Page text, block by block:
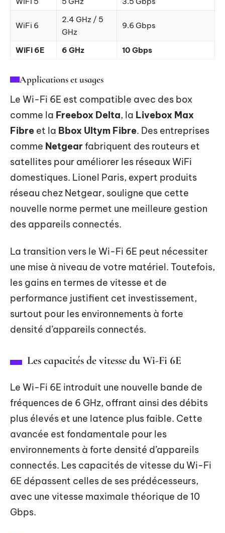
WiFi 6
2.4 GHz / 5
GHz
9.6 Gbps
WiFi 6E 6 GHz 10 Gbps
Applications et usages
Le Wi-Fi 6E est compatible avec des box
comme la Freebox Delta, la Livebox Max
Fibre et la Bbox Ultym Fibre. Des entreprises
comme Netgearfabriquent des routeurs et
satellites pour améliorer les réseaux WiFi
domestiques. Lionel Paris, expert produits
réseau chez Netgear, souligne que cette
nouvelle norme permet une meilleure gestion
des appareils connectés.
La transition vers le Wi-Fi 6E peut nécessiter
une mise à niveau de votre matériel. Toutefois,
les gains en termes de vitesse et de
performance justifient cet investissement,
surtout pour les environnements à forte
densité d’appareils connectés.
Les capacités de vitesse du Wi-Fi 6E
Le Wi-Fi 6E introduit une nouvelle bande de
fréquences de 6 GHz, offrant ainsi des débits
plus élevés et une latence plus faible. Cette
avancée est fondamentale pour les
environnements à forte densité d’appareils
connectés. Les capacités de vitesse du Wi-Fi
6E dépassent celles de ses prédécesseurs,
avec une vitesse maximale théorique de 10
Gbps.